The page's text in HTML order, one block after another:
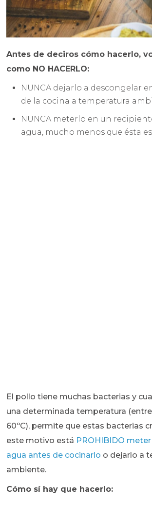
Antes de deciros cómo hacerlo,
como NO HACERLO:
NUNCA dejarlo a descongelar
de la cocina a temperatura
NUNCA meterlo en un
agua, mucho menos que ésta
El pollo tiene muchas bacterias y
una determinada temperatura (entre
60ºC), permite que estas bacterias
este motivo está PROHIBIDO
agua antes de cocinarlo o dejarlo a
ambiente.
Cómo sí hay que hacerlo: